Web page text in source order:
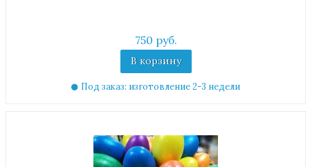
750 руб.
В корзину
Под заказ: изготовление 2-3 недели